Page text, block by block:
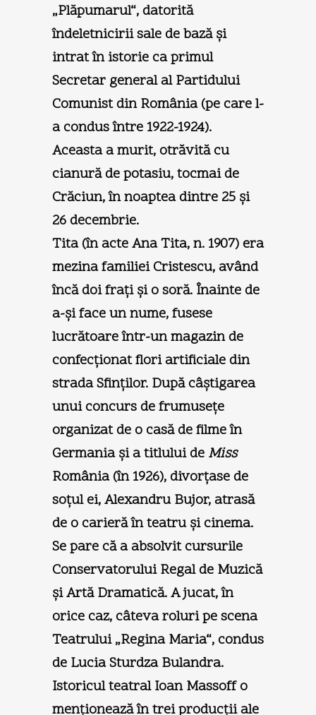
„Plăpumarul“, datorită
îndeletnicirii sale de bază şi
intrat în istorie ca primul
Secretar general al Partidului
Comunist din România (pe care l-
a condus între 1922-1924).
Aceasta a murit, otrăvită cu
cianură de potasiu, tocmai de
Crăciun, în noaptea dintre 25 şi
26 decembrie.
Tita (în acte Ana Tita, n. 1907) era
mezina familiei Cristescu, având
încă doi fraţi şi o soră. Înainte de
a-şi face un nume, fusese
lucrătoare într-un magazin de
confecţionat flori artificiale din
strada Sfinţilor. După câştigarea
unui concurs de frumuseţe
organizat de o casă de filme în
Germania şi a titlului de Miss
România (în 1926), divorţase de
soţul ei, Alexandru Bujor, atrasă
de o carieră în teatru şi cinema.
Se pare că a absolvit cursurile
Conservatorului Regal de Muzică
şi Artă Dramatică. A jucat, în
orice caz, câteva roluri pe scena
Teatrului „Regina Maria“, condus
de Lucia Sturdza Bulandra.
Istoricul teatral Ioan Massoff o
menţionează în trei producţii ale